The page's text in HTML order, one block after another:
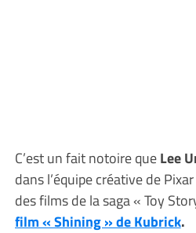
C’est un fait notoire queLee
dans l’équipe créative de
des films de la saga « Toy
film « Shining » de Kubrick.